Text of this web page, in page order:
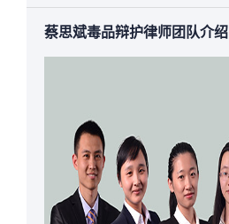
蔡思斌毒品辩护律师团队介绍